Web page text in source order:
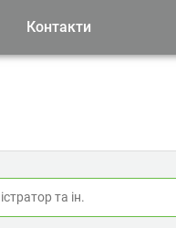
Контакти